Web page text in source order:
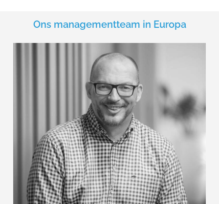
Ons managementteam in Europa